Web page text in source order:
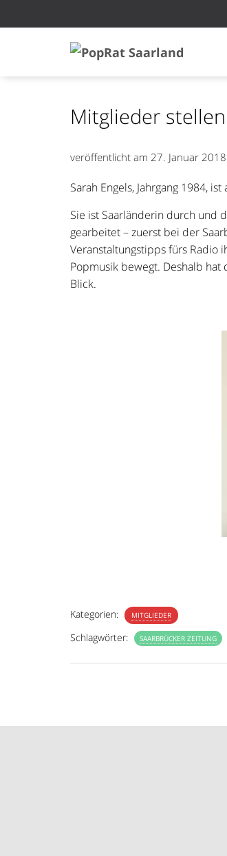
Mitglieder
veröffentlicht am 27. Januar 2018
Sarah Engels, Jahrgang 1984,
Sie ist Saarländerin durch und
gearbeitet – zuerst bei der
Veranstaltungstipps fürs Radio
Popmusik bewegt. Deshalb
Blick.
Kategorien: MITGLIEDER
Schlagwörter: SAARBRÜCKER ZEITUNG